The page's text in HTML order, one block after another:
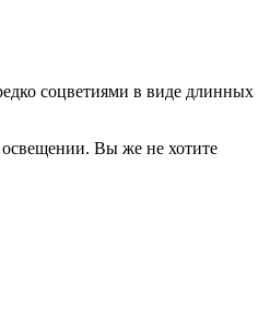
соцветиями в виде длинных
освещении. Вы же не хотите